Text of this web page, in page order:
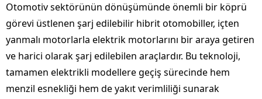
Otomotiv sektörünün dönüşümünde önemli bir köprü
görevi üstlenen şarj edilebilir hibrit otomobiller, içten
yanmalı motorlarla elektrik motorlarını bir araya getiren
ve harici olarak şarj edilebilen araçlardır. Bu teknoloji,
tamamen elektrikli modellere geçiş sürecinde hem
menzil esnekliği hem de yakıt verimliliği sunarak